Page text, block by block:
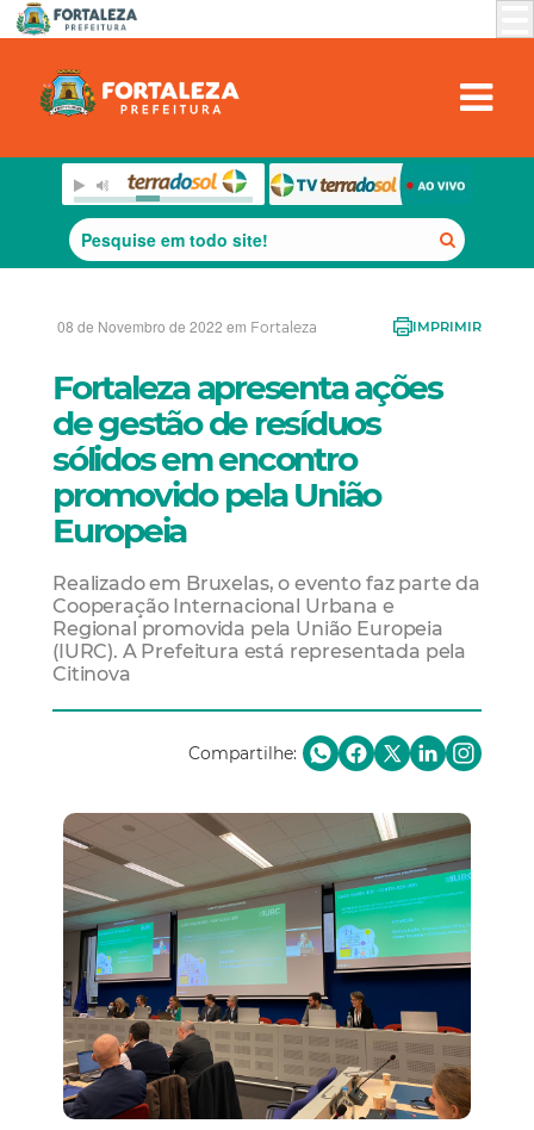
08 de Novembro de 2022 em Fortaleza IMPRIMIR
Fortaleza apresenta ações
de gestão de resíduos
sólidos em encontro
promovido pela União
Europeia
Realizado em Bruxelas, o evento faz parte da
Cooperação Internacional Urbana e
Regional promovida pela União Europeia
(IURC). A Prefeitura está representada pela
Citinova
Compartilhe: